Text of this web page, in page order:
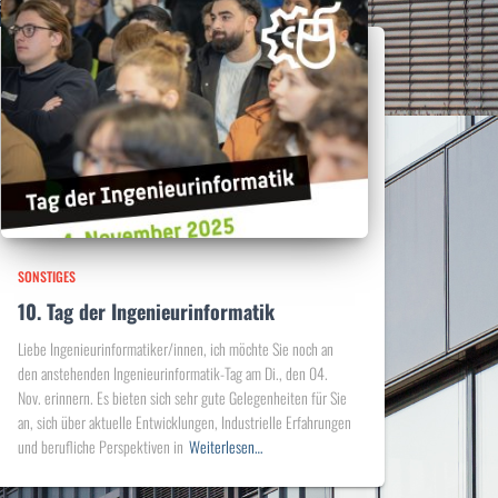
SONSTIGES
10. Tag der Ingenieurinformatik
Liebe Ingenieurinformatiker/innen, ich möchte Sie noch an
den anstehenden Ingenieurinformatik-Tag am Di., den 04.
Nov. erinnern. Es bieten sich sehr gute Gelegenheiten für Sie
an, sich über aktuelle Entwicklungen, Industrielle Erfahrungen
und berufliche Perspektiven in Weiterlesen…